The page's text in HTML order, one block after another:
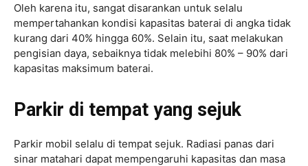
Oleh karena itu, sangat disarankan untuk selalu
mempertahankan kondisi kapasitas baterai di angka tidak
kurang dari 40% hingga 60%. Selain itu, saat melakukan
pengisian daya, sebaiknya tidak melebihi 80% – 90% dari
kapasitas maksimum baterai.
Parkir di tempat yang sejuk
Parkir mobil selalu di tempat sejuk. Radiasi panas dari
sinar matahari dapat mempengaruhi kapasitas dan masa